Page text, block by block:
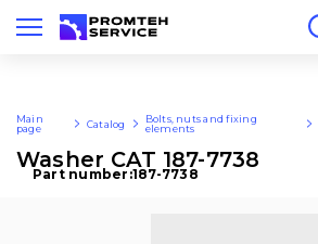
Eng
Main
page
Catalog
Bolts, nuts and fixing
elements
Washer CAT 187-7738
Part number:187-7738